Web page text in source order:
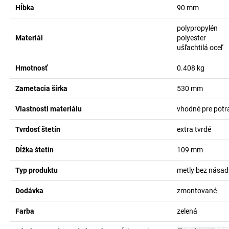
Hĺbka 90 mm
Materiál
polypropylén
polyester
ušľachtilá oceľ
Hmotnosť 0.408 kg
Zametacia šírka 530 mm
Vlastnosti materiálu vhodné pre
Tvrdosť štetín extra tvrdé
Dĺžka štetín 109 mm
Typ produktu metly bez
Dodávka zmontované
Farba zelená